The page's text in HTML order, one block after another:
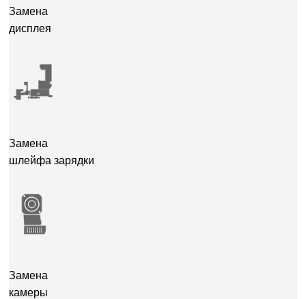
Замена
дисплея
Замена
шлейфа зарядки
Замена
камеры